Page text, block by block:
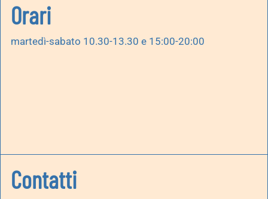
Orari
martedì-sabato 10.30-13.30 e 15:00-20:00
Contatti